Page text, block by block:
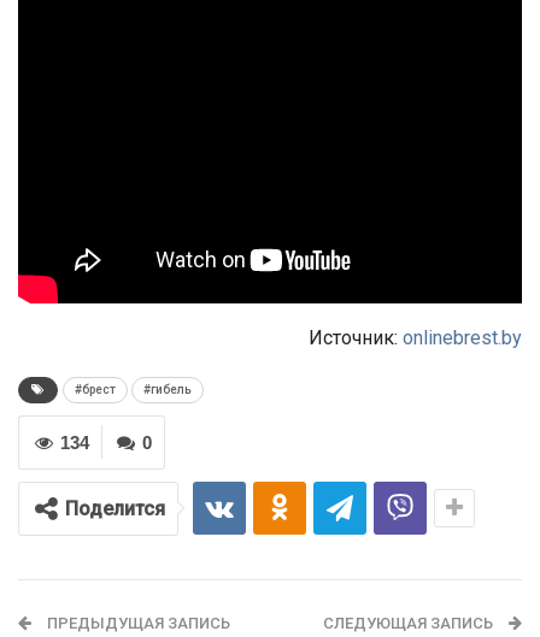
Источник: onlinebrest.by
#брест #гибель
0
134
Поделится
ПРЕДЫДУЩАЯ ЗАПИСЬ СЛЕДУЮЩАЯ ЗАПИСЬ